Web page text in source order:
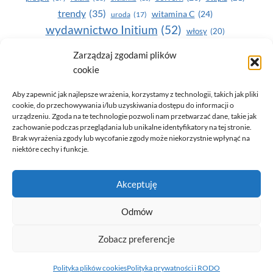
Zarządzaj zgodami plików
cookie
Aby zapewnić jak najlepsze wrażenia, korzystamy z technologii, takich jak pliki
cookie, do przechowywania i/lub uzyskiwania dostępu do informacji o
urządzeniu. Zgoda na te technologie pozwoli nam przetwarzać dane, takie jak
zachowanie podczas przeglądania lub unikalne identyfikatory na tej stronie.
Brak wyrażenia zgody lub wycofanie zgody może niekorzystnie wpłynąć na
niektóre cechy i funkcje.
Akceptuję
Odmów
Zobacz preferencje
Polityka plików cookiesPolityka prywatności i RODO
trendy (35) uroda (17) witamina C (24)
wydawnictwo Initium (52) włosy (20)
Yasumi(164) zdrowe zęby
zdrowie
© 2026 Only You - portal dla kobiet (uroda, moda, zdrowie)
opracowanie:AZDOBRESTRONY
Polityka prywatności i RODO
Polityka plików cookies (EU)